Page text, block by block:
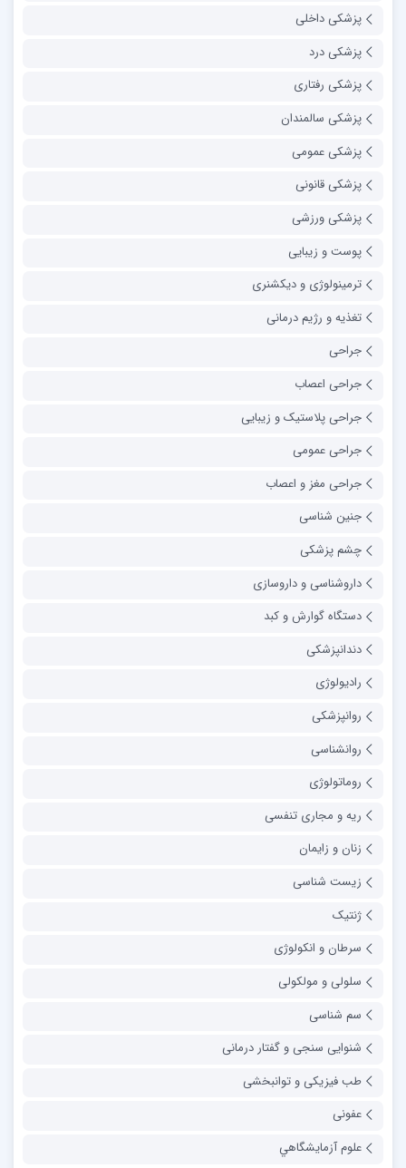
پزشکی داخلی
پزشکی درد
پزشکی رفتاری
پزشکی سالمندان
پزشکی عمومی
پزشکی قانونی
پزشکی ورزشی
پوست و زیبایی
ترمینولوژی و دیکشنری
تغذیه و رژیم درمانی
جراحی
جراحی اعصاب
جراحی پلاستیک و زیبایی
جراحی عمومی
جراحی مغز و اعصاب
جنین شناسی
چشم پزشکی
داروشناسی و داروسازی
دستگاه گوارش و کبد
دندانپزشکی
رادیولوژی
روانپزشکی
روانشناسی
روماتولوژی
ریه و مجاری تنفسی
زنان و زایمان
زیست شناسی
ژنتیک
سرطان و انکولوژی
سلولی و مولکولی
سم شناسی
شنوایی سنجی و گفتار درمانی
طب فیزیکی و توانبخشی
عفونی
علوم آزمايشگاهي